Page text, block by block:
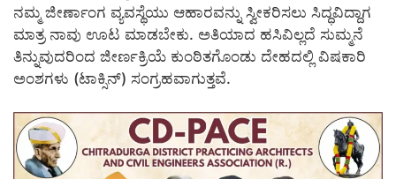
ನಮ್ಮ ಜೀರ್ಣಾಂಗ ವ್ಯವಸ್ಥೆಯು ಆಹಾರವನ್ನು ಸ್ವೀಕರಿಸಲು ಸಿದ್ಧವಿದ್ದಾಗ
ಮಾತ್ರ ನಾವು ಊಟ ಮಾಡಬೇಕು. ಅತಿಯಾದ ಹಸಿವಿಲ್ಲದೆ ಸುಮ್ಮನೆ
ತಿನ್ನುವುದರಿಂದ ಜೀರ್ಣಕ್ರಿಯೆ ಕುಂಠಿತಗೊಂಡು ದೇಹದಲ್ಲಿ ವಿಷಕಾರಿ
ಅಂಶಗಳು (ಟಾಕ್ಸಿನ್) ಸಂಗ್ರಹವಾಗುತ್ತವೆ.